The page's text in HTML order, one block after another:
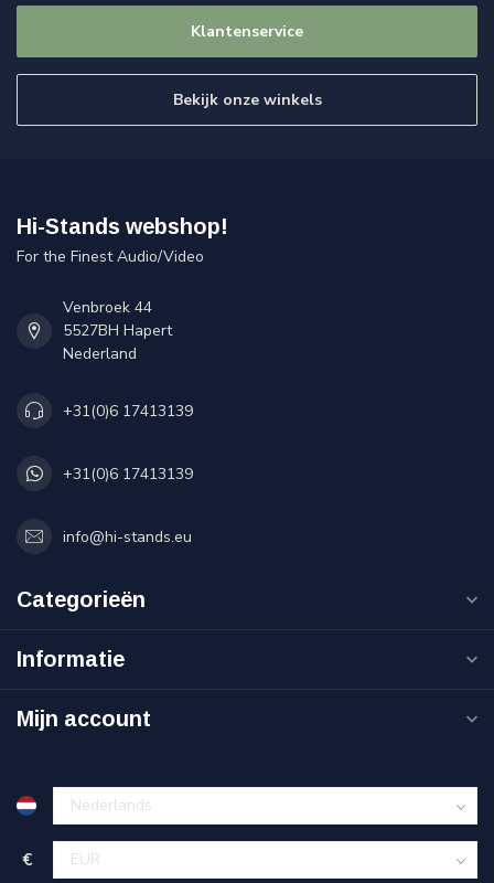
Klantenservice
Bekijk onze winkels
Hi-Stands webshop!
For the Finest Audio/Video
Venbroek 44
5527BH Hapert
Nederland
+31(0)6 17413139
+31(0)6 17413139
info@hi-stands.eu
Categorieën
Informatie
Mijn account
€